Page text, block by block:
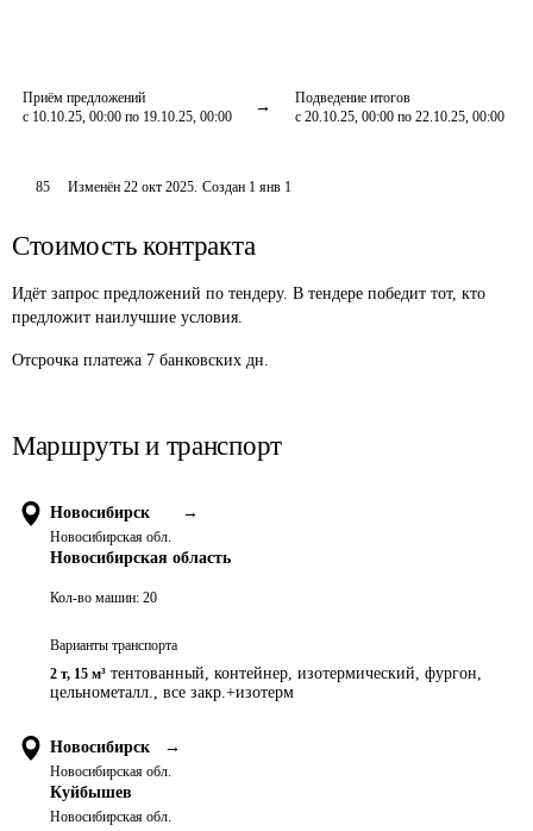
Приём предложений
с 10.10.25, 00:00 по 19.10.25, 00:00
Подведение итогов
с 20.10.25, 00:00 по 22.10.25, 00:00
85 Изменён22 окт 2025. Создан 1 янв 1
Стоимость контракта
Идёт запрос предложений по тендеру. В тендере победит тот, кто
предложит наилучшие условия.
Отсрочка платежа 7 банковских дн.
Маршруты и транспорт
Новосибирск →
Новосибирская обл.
Новосибирская область
Кол-во машин: 20
Варианты транспорта
2 т, 15 м³ тентованный, контейнер, изотермический, фургон,
цельнометалл., все закр.+изотерм
Новосибирск →
Новосибирская обл.
Куйбышев
Новосибирская обл.